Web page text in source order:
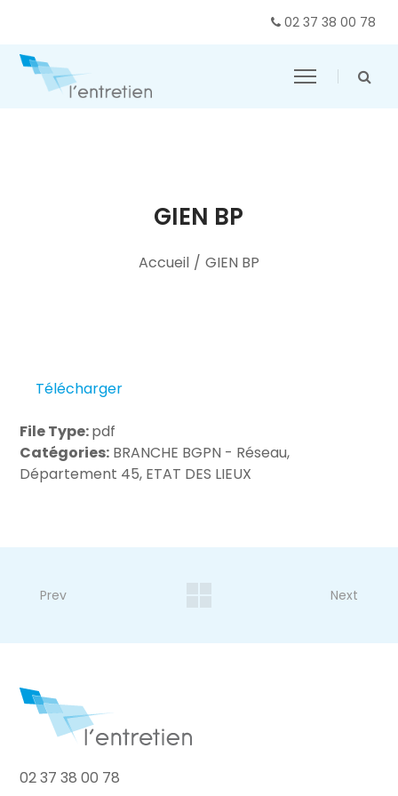
02 37 38 00 78
GIEN BP
Accueil / GIEN BP
Télécharger
File Type:pdf
Catégories: BRANCHE BGPN - Réseau,
Département 45, ETAT DES LIEUX
Prev Next
02 37 38 00 78